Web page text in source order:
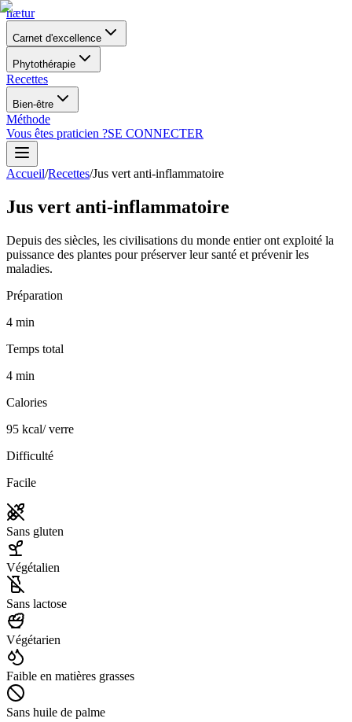
nætur
Carnet d'excellence
Phytothérapie
Recettes
Bien-être
Méthode
Vous êtes praticien ?SE CONNECTER
Accueil/Recettes/Jus vert anti-inflammatoire
Jus vert anti-inflammatoire
Depuis des siècles, les civilisations du monde entier ont exploité la
puissance des plantes pour préserver leur santé et prévenir les
maladies.
Préparation
4 min
Temps total
4 min
Calories
95 kcal/verre
Difficulté
Facile
Sans gluten
Végétalien
Sans lactose
Végétarien
Faible en matières grasses
Sans huile de palme